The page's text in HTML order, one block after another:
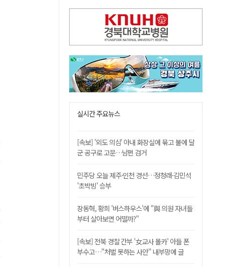
실시간 주요뉴스
[속보] '외도 의심' 아내 화장실에 묶고 불에 달
군 공구로 고문…남편 검거
민주당 오늘 제주·인천 경선…정청래·김민석
'초박빙' 승부
장동혁, 황희 '버스하우스'에 "與 의원 자녀들
부터 살아보면 어떨까?"
[속보] 전북 경찰 간부 '女교사 몰카' 아들 폰
부수고…"처벌 못하는 사안" 내부망에 글